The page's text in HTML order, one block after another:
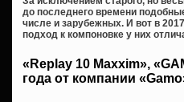
до последнего времени
числе и зарубежных. И вот в
подход к компоновке у них
«Replay 10 Maxxim»,
года от компании